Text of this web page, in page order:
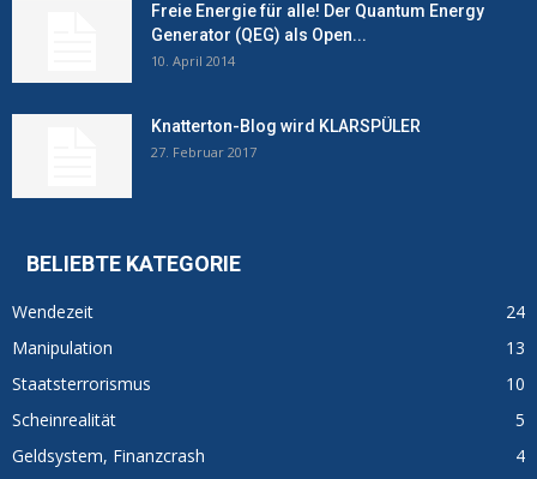
Freie Energie für alle! Der Quantum Energy
Generator (QEG) als Open...
10. April 2014
Knatterton-Blog wird KLARSPÜLER
27. Februar 2017
BELIEBTE KATEGORIE
Wendezeit
24
Manipulation
13
Staatsterrorismus
10
Scheinrealität
5
Geldsystem, Finanzcrash
4